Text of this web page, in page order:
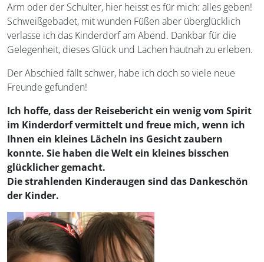
Arm oder der Schulter, hier heisst es für mich: alles geben!
Schweißgebadet, mit wunden Füßen aber überglücklich
verlasse ich das Kinderdorf am Abend. Dankbar für die
Gelegenheit, dieses Glück und Lachen hautnah zu erleben.
Der Abschied fällt schwer, habe ich doch so viele neue
Freunde gefunden!
Ich hoffe, dass der Reisebericht ein wenig vom Spirit
im Kinderdorf vermittelt und freue mich, wenn ich
Ihnen ein kleines Lächeln ins Gesicht zaubern
konnte. Sie haben die Welt ein kleines bisschen
glücklicher gemacht.
Die strahlenden Kinderaugen sind das Dankeschön
der Kinder.